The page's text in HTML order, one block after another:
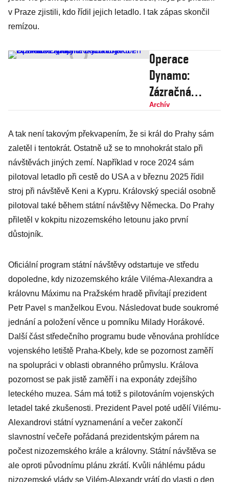
v Praze zjistili, kdo řídil jejich letadlo. I tak zápas skončil
remízou.
Operace
Dynamo:
Zázračná
evakuace
vojáků z
Dunkerku
změnila
budoucí
průběh 2.
světové války
Archív
A tak není takovým překvapením, že si král do Prahy sám
zaletěl i tentokrát. Ostatně už se to mnohokrát stalo při
návštěvách jiných zemí. Například v roce 2024 sám
pilotoval letadlo při cestě do USA a v březnu 2025 řídil
stroj při návštěvě Keni a Kypru. Královský speciál osobně
pilotoval také během státní návštěvy Německa. Do Prahy
přiletěl v kokpitu nizozemského letounu jako první
důstojník.
Oficiální program státní návštěvy odstartuje ve středu
dopoledne, kdy nizozemského krále Viléma-Alexandra a
královnu Máximu na Pražském hradě přivítají prezident
Petr Pavel s manželkou Evou. Následovat bude soukromé
jednání a položení věnce u pomníku Milady Horákové.
Další část středečního programu bude věnována prohlídce
vojenského letiště Praha-Kbely, kde se pozornost zaměří
na spolupráci v oblasti obranného průmyslu. Králova
pozornost se pak jistě zaměří i na exponáty zdejšího
leteckého muzea. Sám má totiž s pilotováním vojenských
letadel také zkušenosti. Prezident Pavel poté udělí Vilému-
Alexandrovi státní vyznamenání a večer zakončí
slavnostní večeře pořádaná prezidentským párem na
počest nizozemského krále a královny. Státní návštěva se
ale oproti původnímu plánu zkrátí. Kvůli náhlému pádu
nizozemské vlády se Vilém-Alexandr vrátí do vlasti o den